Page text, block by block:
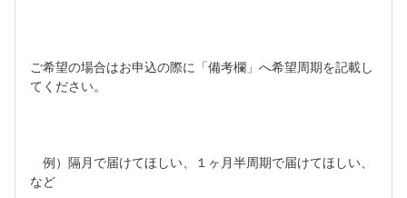
ご希望の場合はお申込の際に「備考欄」へ希望周期を記載し
てください。
例）隔月で届けてほしい、１ヶ月半周期で届けてほしい、
など